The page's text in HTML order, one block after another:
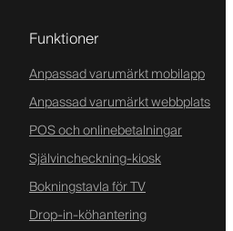
Funktioner
Anpassad varumärkt mobilapp
Anpassad varumärkt webbplats
POS och onlinebetalningar
Självincheckning-kiosk
Bokningstavla för TV
Drop-in-köhantering